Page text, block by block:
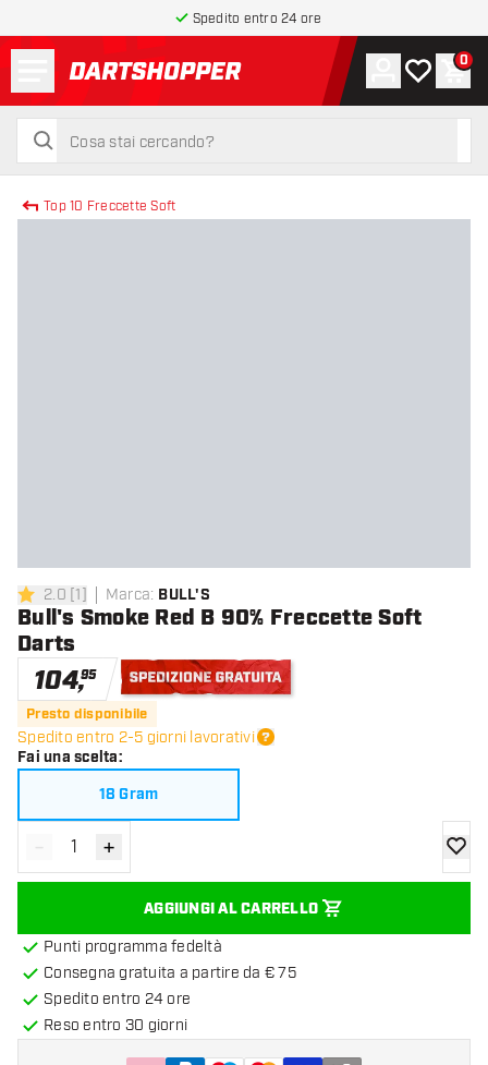
Spedito entro 24 ore
torna alla home page
cerca
cerca
Account
La mia0
Top 10 Freccette Soft
2 stelle di valutazione
2.0 [1] Marca: BULL'S
Bull's Smoke Red B 90% Freccette Soft
Darts
104,95
Spedizione gratuita
Presto disponibile
Spedito entro 2-5 giorni lavorativi
Fai una scelta:
18 Gram
Diminuisci quantità
- Aumenta quantità
+
AGGIUNGI AL CARRELLO
Punti programma fedeltà
Consegna gratuita a partire da € 75
Spedito entro 24 ore
Reso entro 30 giorni